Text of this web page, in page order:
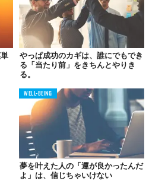
最初からできる」というのが現実
カナダ在住の天才日本人少年・大
ッド」として登録され、14歳にな
学5校から、授業料免除どころか奨
14歳…日本ならばまだ中学2〜3年
人はできない」これが紛れもな
もある。だからといって、短絡的
ではない。誰かの生き方のマネを
りするのではなく、自分独自の戦
つかみ取れってことだ。
る限り、人生に変化は起こらな
やっぱ成功のカギは、誰にでもでき
る「当たり前」をきちんとやりき
る。
WELL-BEING
夢を叶えた人の「運が良かったんだ
よ」は、信じちゃいけない